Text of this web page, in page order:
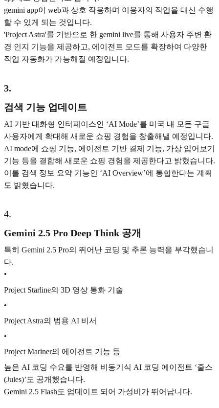
gemini app이 web과 상호 작용하며 이용자의 작업을 대신 수행
할 수 있게 되는 것입니다.
'Project Astra'를 기반으로 한 gemini live를 통해 사용자 주변 환
경 인지 기능을 제공하고, 에이전트 모드를 확장하여 다양한
작업 자동화가 가능해질 예정입니다.
3.
검색 기능 업데이트
AI 기반 대화형 인터페이스인 ‘AI Mode’를 미국 내 모든 구글
사용자에게 확대해 새로운 쇼핑 경험을 창출해낼 예정입니다.
AI mode에 쇼핑 기능, 에이전트 기반 결제 기능, 가상 입어보기
기능 등을 결합해 새로운 쇼핑 경험을 제공한다고 밝혔습니다.
이를 검색 정보 요약 기능인 ‘AI Overview’에 통합한다는 계획
도 밝혔습니다.
4.
Gemini 2.5 Pro Deep Think 공개
특히 Gemini 2.5 Pro의 뛰어난 코딩 및 추론 능력을 부각했습니
다.
•
Project Starline의 3D 영상 통화 기술
•
Project Astra의 범용 AI 비서
•
Project Mariner의 에이전트 기능 등
높은 AI 코딩 수요를 반영해 비동기식 AI 코딩 에이전트 ‘줄스
(Jules)’도 공개했습니다.
Gemini 2.5 Flash도 업데이트 되어 가성비가 뛰어납니다.